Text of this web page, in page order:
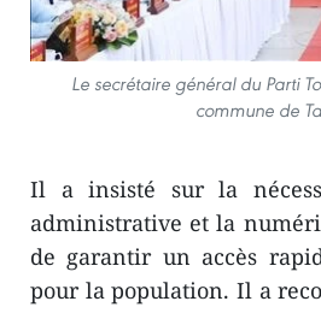
Le secrétaire général du Parti
commune de
Il a insisté sur la
administrative et la
de garantir un accès
pour la population. Il a